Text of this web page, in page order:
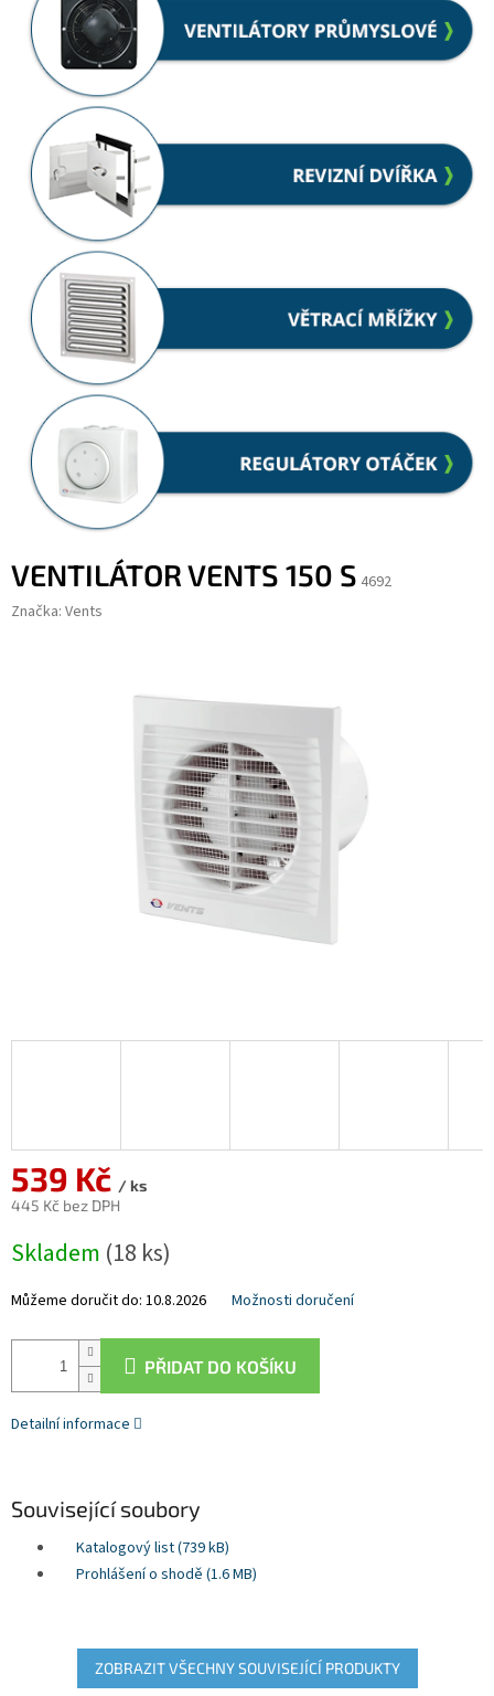
VENTILÁTOR VENTS 150 S 4692
Značka: Vents
539 Kč / ks
445 Kč bez DPH
cena:
Skladem (18 ks)
Můžeme doručit do: 10.8.2026 Možnosti doručení
PŘIDAT DO KOŠÍKU
Detailní informace
Související soubory
Katalogový list (739 kB)
Prohlášení o shodě (1.6 MB)
ZOBRAZIT VŠECHNY SOUVISEJÍCÍ PRODUKTY